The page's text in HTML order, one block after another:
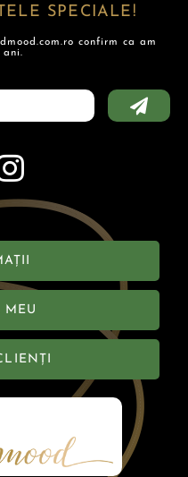
SPECIALE!
confirm ca am
ani.
MEU